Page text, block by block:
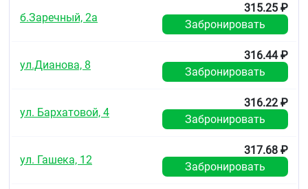
5 мг через день
Терминальная стадия — пациенты, находящиеся на
< 10
препарата
Пациентам с нарушением только функции печени
б.Заречный, 2а
315.25 ₽
Забронировать
ул.Дианова, 8
316.44 ₽
Забронировать
ул. Бархатовой, 4
316.22 ₽
Забронировать
ул. Гашека, 12
317.68 ₽
Забронировать